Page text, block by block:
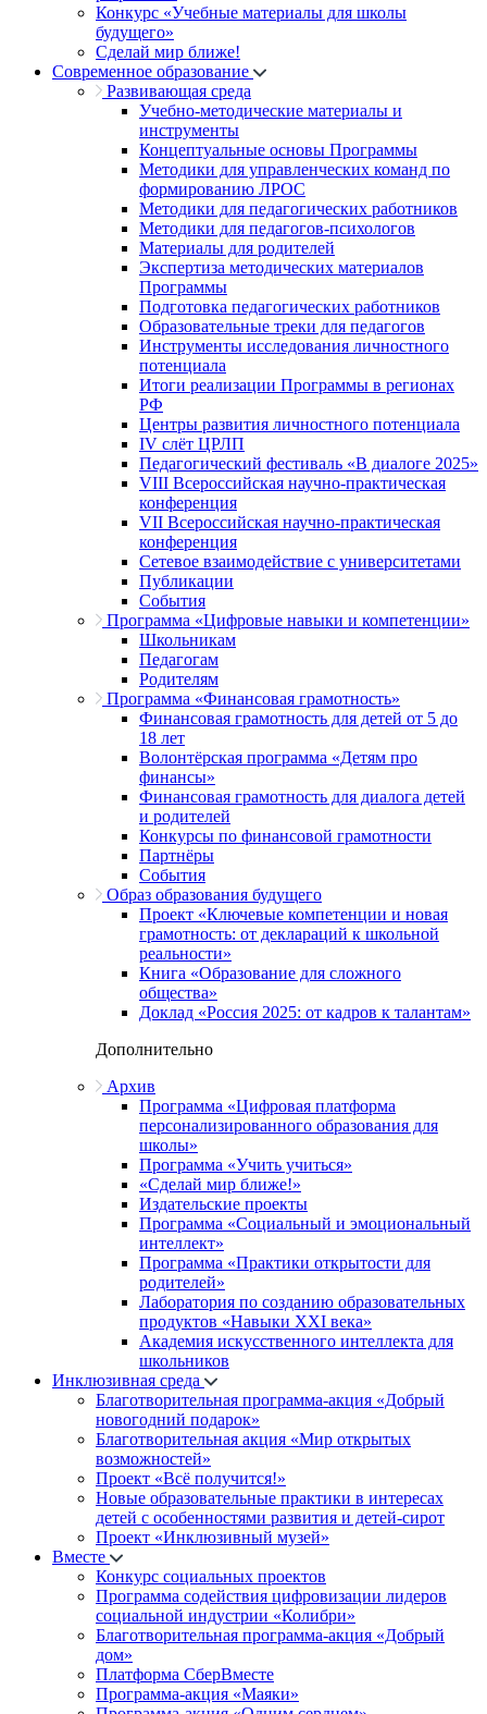
Конкурс «Учебные материалы для школы
будущего»
Сделай мир ближе!
Современное образование
Развивающая среда
Учебно-методические материалы и
инструменты
Концептуальные основы Программы
Методики для управленческих команд по
формированию ЛРОС
Методики для педагогических работников
Методики для педагогов-психологов
Материалы для родителей
Экспертиза методических материалов
Программы
Подготовка педагогических работников
Образовательные треки для педагогов
Инструменты исследования личностного
потенциала
Итоги реализации Программы в регионах
РФ
Центры развития личностного потенциала
IV слёт ЦРЛП
Педагогический фестиваль «В диалоге 2025»
VIII Всероссийская научно-практическая
конференция
VII Всероссийская научно-практическая
конференция
Сетевое взаимодействие с университетами
Публикации
События
Программа «Цифровые навыки и компетенции»
Школьникам
Педагогам
Родителям
Программа «Финансовая грамотность»
Финансовая грамотность для детей от 5 до
18 лет
Волонтёрская программа «Детям про
финансы»
Финансовая грамотность для диалога детей
и родителей
Конкурсы по финансовой грамотности
Партнёры
События
Образ образования будущего
Проект «Ключевые компетенции и новая
грамотность: от деклараций к школьной
реальности»
Книга «Образование для сложного
общества»
Доклад «Россия 2025: от кадров к талантам»
Дополнительно
Архив
Программа «Цифровая платформа
персонализированного образования для
школы»
Программа «Учить учиться»
«Сделай мир ближе!»
Издательские проекты
Программа «Социальный и эмоциональный
интеллект»
Программа «Практики открытости для
родителей»
Лаборатория по созданию образовательных
продуктов «Навыки XXI века»
Академия искусственного интеллекта для
школьников
Инклюзивная среда
Благотворительная программа-акция «Добрый
новогодний подарок»
Благотворительная акция «Мир открытых
возможностей»
Проект «Всё получится!»
Новые образовательные практики в интересах
детей с особенностями развития и детей-сирот
Проект «Инклюзивный музей»
Вместе
Конкурс социальных проектов
Программа содействия цифровизации лидеров
социальной индустрии «Колибри»
Благотворительная программа-акция «Добрый
дом»
Платформа СберВместе
Программа-акция «Маяки»